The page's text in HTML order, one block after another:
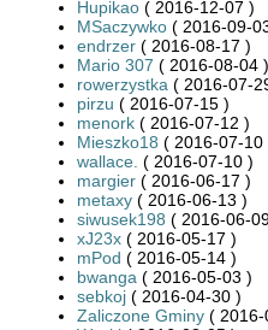
Hupikao ( 2016-12-07 )
MSaczywko ( 2016-09-
endrzer ( 2016-08-17 )
Mario 307 ( 2016-08-04 )
rowerzystka ( 2016-07-
pirzu ( 2016-07-15 )
menork ( 2016-07-12 )
Mieszko18 ( 2016-07-10
wallace. ( 2016-07-10 )
margier ( 2016-06-17 )
metaxy ( 2016-06-13 )
siwusek198 ( 2016-06-
xJ23x ( 2016-05-17 )
mPod ( 2016-05-14 )
bwanga ( 2016-05-03 )
sebkoj ( 2016-04-30 )
Zaliczone Gminy ( 2016-